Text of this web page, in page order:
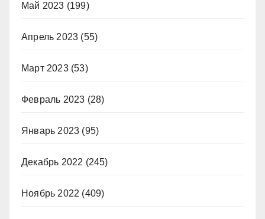
Май 2023 (199)
Апрель 2023 (55)
Март 2023(53)
Февраль 2023 (28)
Январь 2023 (95)
Декабрь 2022 (245)
Ноябрь 2022 (409)